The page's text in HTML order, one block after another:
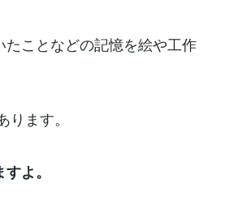
ことなどの記憶を絵や工作
ます。
よ。